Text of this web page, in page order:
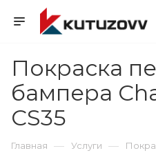
Покраска
бампера
CS35
Главная — Услуги —